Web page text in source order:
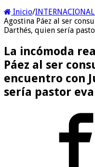
Inicio/
Agostina Páez al ser
Darthés, quien sería
La incómoda
Páez al ser
encuentro con
sería pastor